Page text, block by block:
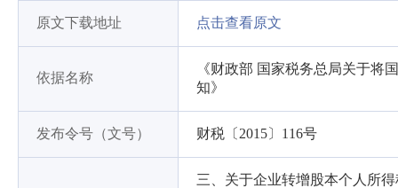
原文下载地址 点击查看原文
依据名称
《财政部 国家税务总局关于将
知》
发布令号（文号） 财税〔2015〕116号
三、关于企业转增股本个人所